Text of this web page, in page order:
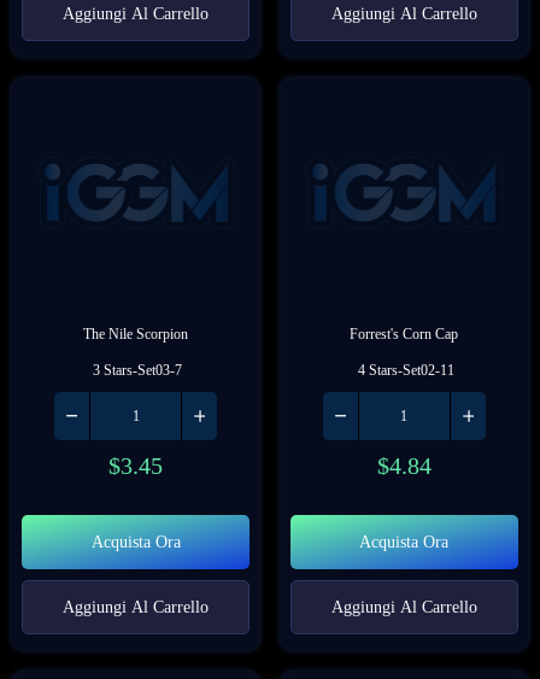
Aggiungi Al Carrello Aggiungi Al Carrello
The Nile Scorpion
3 Stars-Set03-7
$3.45
Acquista Ora
Aggiungi Al Carrello
Forrest's Corn Cap
4 Stars-Set02-11
$4.84
Acquista Ora
Aggiungi Al Carrello